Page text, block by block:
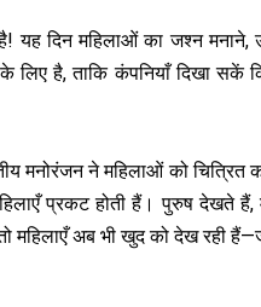
है! यह दिन महिलाओं का जश्न
के लिए है, ताकि कंपनियाँ दिखा
मनोरंजन ने महिलाओं को चित्रित
प्रकट होती हैं। पुरुष देखते
महिलाएँ अब भी खुद को देख रही